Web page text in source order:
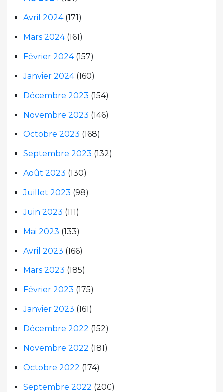
Avril 2024(171)
Mars 2024(161)
Février 2024(157)
Janvier 2024(160)
Décembre 2023 (154)
Novembre 2023 (146)
Octobre 2023 (168)
Septembre 2023 (132)
Août 2023 (130)
Juillet 2023 (98)
Juin 2023 (111)
Mai 2023 (133)
Avril 2023 (166)
Mars 2023 (185)
Février 2023 (175)
Janvier 2023 (161)
Décembre 2022 (152)
Novembre 2022 (181)
Octobre 2022 (174)
Septembre 2022 (200)